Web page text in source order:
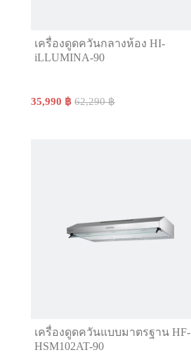
เครื่องดูดควันกลางห้อง HI-
iLLUMINA-90
35,990 ฿ 62,290 ฿
เครื่องดูดควันแบบมาตรฐาน HF-
HSM102AT-90